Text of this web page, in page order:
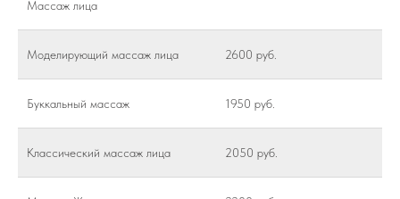
Массаж лица
Моделирующий массаж лица 2600 руб.
Буккальный массаж 1950 руб.
Классический массаж лица 2050 руб.